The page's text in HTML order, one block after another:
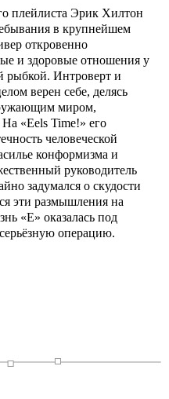
плейлиста Эрик Хилтон
в крупнейшем
откровенно
и здоровые отношения у
рыбкой. Интроверт и
верен себе, делясь
миром,
«Eels Time!» его
человеческой
конформизма и
руководитель
задумался о скудости
эти размышления на
«Е» оказалась под
операцию.